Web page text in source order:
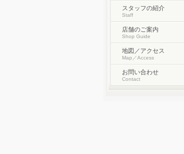
スタッフの紹介
Staff
店舗のご案内
Shop Guide
地図／アクセス
Map／Access
お問い合わせ
Contact